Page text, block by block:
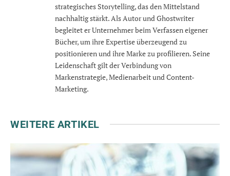
strategisches Storytelling, das den Mittelstand
nachhaltig stärkt. Als Autor und Ghostwriter
begleitet er Unternehmer beim Verfassen eigener
Bücher, um ihre Expertise überzeugend zu
positionieren und ihre Marke zu profilieren. Seine
Leidenschaft gilt der Verbindung von
Markenstrategie, Medienarbeit und Content-
Marketing.
WEITERE ARTIKEL